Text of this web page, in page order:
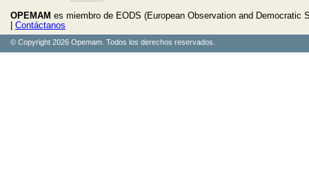
OPEMAM es miembro de EODS (European Observation and Democratic
Contáctanos
© Copyright 2026 Opemam. Todos los derechos reservados.